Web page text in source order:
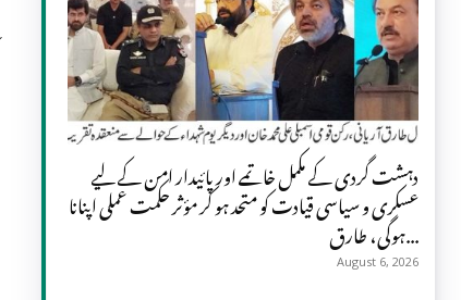
دہشت گردی کے مکمل خاتمے اور پائیدار امن کے لیے
عسکری و سیاسی قیادت کو متحد ہو کر مؤثر حکمت عملی اپنانا
ہوگی، طارق...
August 6, 2026